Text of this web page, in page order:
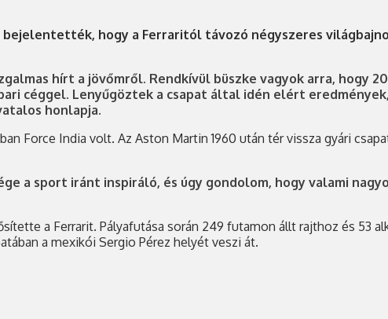
hogy a Ferraritól távozó négyszeres
hírt a jövőmről. Rendkívül büszke vagyok arra, hogy
céggel. Lenyűgöztek a csapat által idén elért
honlapja.
Force India volt. Az Aston Martin 1960 után tér vissza gyári
a sport iránt inspiráló, és úgy gondolom, hogy valami
a Ferrarit. Pályafutása során 249 futamon állt rajthoz és 53
a mexikói Sergio Pérez helyét veszi át.